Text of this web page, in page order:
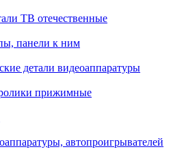
ТВ отечественные
панели к ним
детали видеоаппаратуры
прижимные
автопроигрывателей